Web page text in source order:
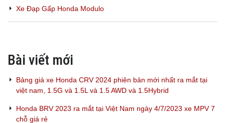
Xe Đạp Gấp Honda Modulo
Bài viết mới
Bảng giá xe Honda CRV 2024 phiên bản mới nhất ra mắt tại
việt nam, 1.5G và 1.5L và 1.5 AWD và 1.5Hybrid
Honda BRV 2023 ra mắt tại Việt Nam ngày 4/7/2023 xe MPV 7
chỗ giá rẻ